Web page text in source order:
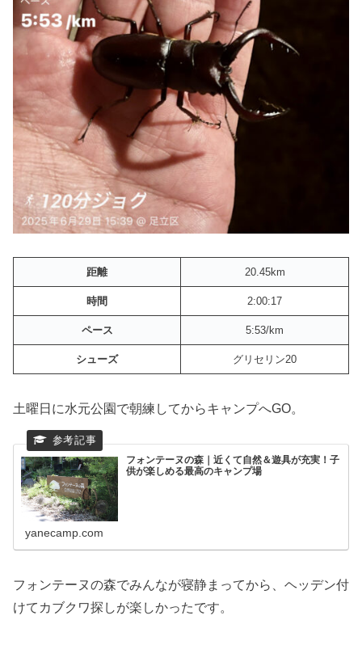
距離 20.45km
時間 2:00:17
ペース 5:53/km
シューズ グリセリン20
土曜日に水元公園で朝練してからキャンプへGO。
フォンテーヌの森｜近くて自然＆遊具が充実！子
供が楽しめる最高のキャンプ場
yanecamp.com
フォンテーヌの森でみんなが寝静まってから、ヘッデン付
けてカブクワ探しが楽しかったです。